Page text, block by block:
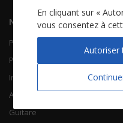
Navigation
Piano Chant
Piano Solo
Instruments solistes
Accordéon
Guitare
En cliquant sur «
vous consentez à
Autoriser